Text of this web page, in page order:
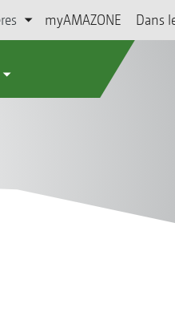
myAMAZONE Dans